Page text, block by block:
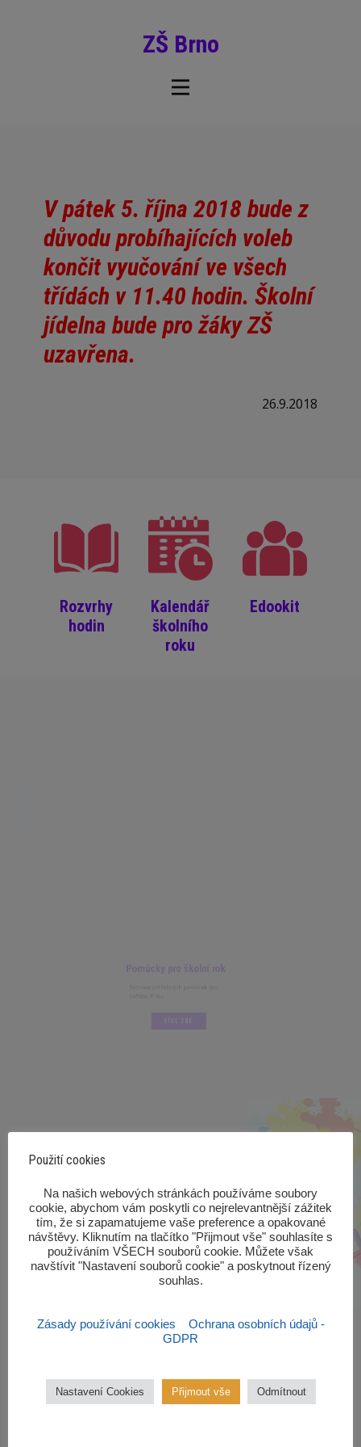
ZŠ Brno
V pátek 5. října 2018 bude z
důvodu probíhajících voleb
končit vyučování ve všech
třídách v 11.40 hodin. Školní
jídelna bude pro žáky ZŠ
uzavřena.
26.9.2018
Rozvrhy
hodin
Kalendář
školního
roku
Edookit
Použití cookies
‎Na našich webových stránkách používáme soubory
cookie, abychom vám poskytli co nejrelevantnější zážitek
tím, že si zapamatujeme vaše preference a opakované
návštěvy. Kliknutím na tlačítko "Přijmout vše" souhlasíte s
používáním VŠECH souborů cookie. Můžete však
navštívit "Nastavení souborů cookie" a poskytnout řízený
souhlas.‎
Zásady používání cookies
Ochrana osobních údajů -
GDPR
Nastavení Cookies Přijmout vše Odmítnout